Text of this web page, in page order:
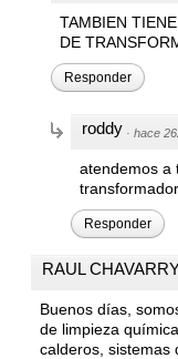
TAMBIEN
DE
Responder
roddy ·hace
atendemos a
Responder
RAUL
Buenos días,
de limpieza
calderos, sistemas